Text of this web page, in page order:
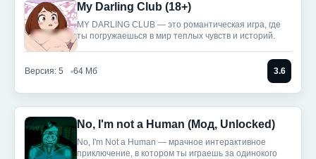
My Darling Club (18+)
MY DARLING CLUB — это романтическая игра, где
ты погружаешься в мир теплых чувств и историй.
Версия: 5 64 Мб 3.6
No, I'm not a Human (Мод, Unlocked)
No, I'm Not a Human — мрачное интерактивное
приключение, в котором ты играешь за одинокого